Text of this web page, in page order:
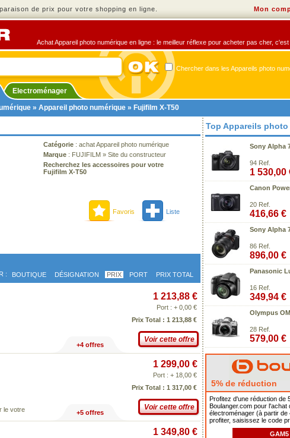
de prix pour votre shopping en ligne. Mon
Achat Appareil photo numérique en ligne : le meilleur réflexe pour acheter pas cher,
Chercher dans les Appareils photo
Electroménager
» Appareil photo numérique » Fujifilm X-T50
Catégorie : achat Appareil photo numérique
Marque : FUJIFILM » Site du constructeur
Recherchez les accessoires pour votre
Fujifilm X-T50
Favoris Liste
: BOUTIQUE DÉSIGNATION PRIX PORT PRIX TOTAL
1 213,88 €
Port : + 0,00 €
Prix Total : 1 213,88 €
Voir cette offre
+4 offres
le votre
1 299,00 €
Port : + 18,00 €
Prix Total : 1 317,00 €
Voir cette offre
+5 offres
1 349,80 €
Top Appareils
Sony Alpha
94 Ref.
1 530,00
Canon
20 Ref.
416,66 €
Sony Alpha
86 Ref.
896,00 €
Panasonic
16 Ref.
349,94 €
Olympus
28 Ref.
579,00 €
5% de réduction
Profitez d'une réduction de
Boulanger.com pour l'achat
électroménager (à partir de
profiter, saisissez le code
GAM5